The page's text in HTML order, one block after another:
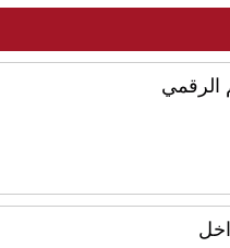
الرقمي